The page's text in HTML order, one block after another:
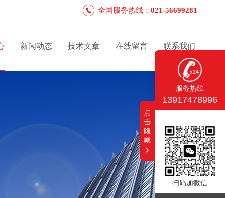
全国服务热线： 021-56699281
新闻动态 技术文章 在线留言 联系我们
服务热线
13917478996
扫码加微信
点
击
隐
藏